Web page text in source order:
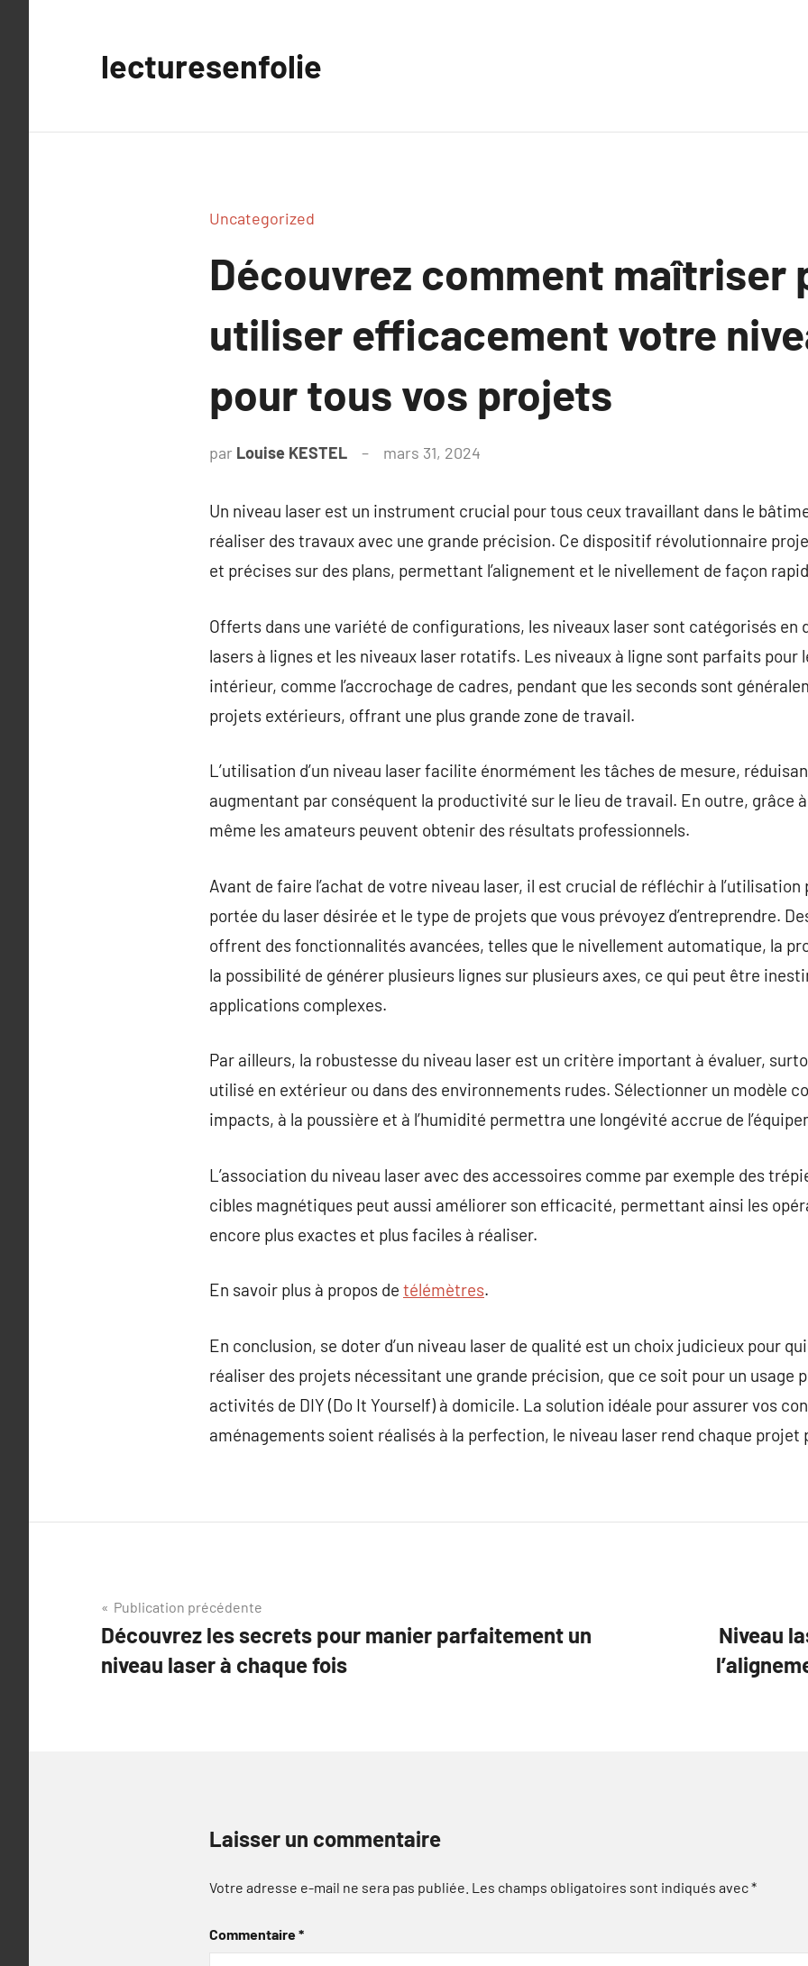
lecturesenfolie
Uncategorized
Découvrez comment maîtriser
utiliser efficacement votre
pour tous vos projets
par Louise KESTEL mars 31, 2024
Un niveau laser est un instrument crucial pour tous ceux travaillant dans le
réaliser des travaux avec une grande précision. Ce dispositif révolutionnaire
et précises sur des plans, permettant l’alignement et le nivellement de façon
Offerts dans une variété de configurations, les niveaux laser sont catégorisés en
lasers à lignes et les niveaux laser rotatifs. Les niveaux à ligne sont parfaits pour
intérieur, comme l’accrochage de cadres, pendant que les seconds sont
projets extérieurs, offrant une plus grande zone de travail.
L’utilisation d’un niveau laser facilite énormément les tâches de mesure,
augmentant par conséquent la productivité sur le lieu de travail. En outre, grâce
même les amateurs peuvent obtenir des résultats professionnels.
Avant de faire l’achat de votre niveau laser, il est crucial de réfléchir à l’utilisation
portée du laser désirée et le type de projets que vous prévoyez d’entreprendre.
offrent des fonctionnalités avancées, telles que le nivellement automatique, la
la possibilité de générer plusieurs lignes sur plusieurs axes, ce qui peut être
applications complexes.
Par ailleurs, la robustesse du niveau laser est un critère important à évaluer,
utilisé en extérieur ou dans des environnements rudes. Sélectionner un modèle
impacts, à la poussière et à l’humidité permettra une longévité accrue de
L’association du niveau laser avec des accessoires comme par exemple des
cibles magnétiques peut aussi améliorer son efficacité, permettant ainsi les
encore plus exactes et plus faciles à réaliser.
En savoir plus à propos de télémètres.
En conclusion, se doter d’un niveau laser de qualité est un choix judicieux pour
réaliser des projets nécessitant une grande précision, que ce soit pour un usage
activités de DIY (Do It Yourself) à domicile. La solution idéale pour assurer vos
aménagements soient réalisés à la perfection, le niveau laser rend chaque projet
Navigation
de
l’article
Publication précédente
Découvrez les secrets pour manier parfaitement un
niveau laser à chaque fois
Niveau
Laisser un commentaire
Votre adresse e-mail ne sera pas publiée. Les champs obligatoires sont indiqués avec*
Commentaire*